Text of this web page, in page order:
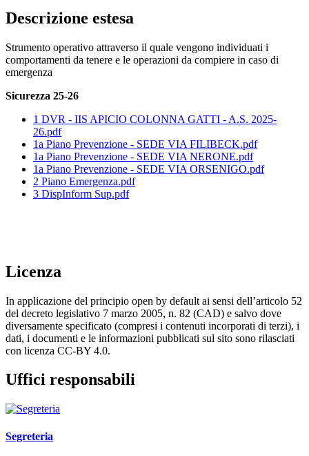
Descrizione estesa
Strumento operativo attraverso il quale vengono individuati i
comportamenti da tenere e le operazioni da compiere in caso di
emergenza
Sicurezza 25-26
1 DVR - IIS APICIO COLONNA GATTI - A.S. 2025-
26.pdf
1a Piano Prevenzione - SEDE VIA FILIBECK.pdf
1a Piano Prevenzione - SEDE VIA NERONE.pdf
1a Piano Prevenzione - SEDE VIA ORSENIGO.pdf
2 Piano Emergenza.pdf
3 DispInform Sup.pdf
Licenza
In applicazione del principio open by default ai sensi dell’articolo 52
del decreto legislativo 7 marzo 2005, n. 82 (CAD) e salvo dove
diversamente specificato (compresi i contenuti incorporati di terzi), i
dati, i documenti e le informazioni pubblicati sul sito sono rilasciati
con licenza CC-BY 4.0.
Uffici responsabili
Segreteria